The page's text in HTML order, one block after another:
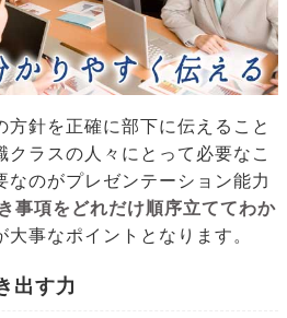
方針を正確に部下に伝えること
クラスの人々にとって必要なこ
なのがプレゼンテーション能力
事項をどれだけ順序立ててわか
大事なポイントとなります。
出す力